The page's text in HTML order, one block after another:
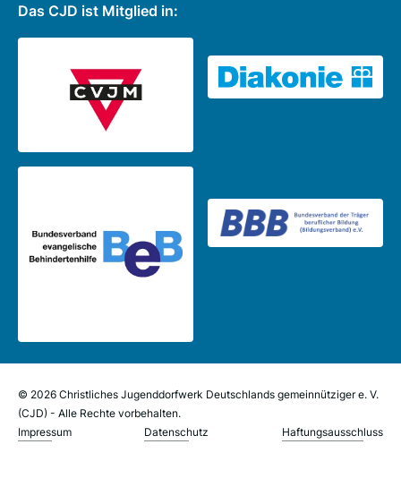
Das CJD ist Mitglied in:
© 2026 Christliches Jugenddorfwerk Deutschlands gemeinnütziger e. V.
(CJD) - Alle Rechte vorbehalten.
Impressum
Datenschutz Haftungsausschluss